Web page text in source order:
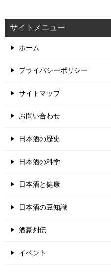
サイトメニュー
ホーム
プライバシーポリシー
サイトマップ
お問い合わせ
日本酒の歴史
日本酒の科学
日本酒と健康
日本酒の豆知識
酒豪列伝
イベント